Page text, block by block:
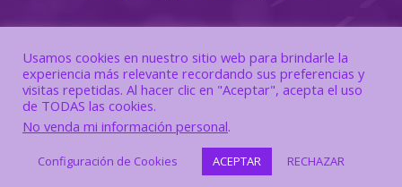
Política de Privacidad
Política de Cookies
Usamos cookies en nuestro sitio web para brindarle la
experiencia más relevante recordando sus preferencias y
visitas repetidas. Al hacer clic en "Aceptar", acepta el uso
de TODAS las cookies.
No venda mi información personal.
Configuración de Cookies ACEPTAR RECHAZAR